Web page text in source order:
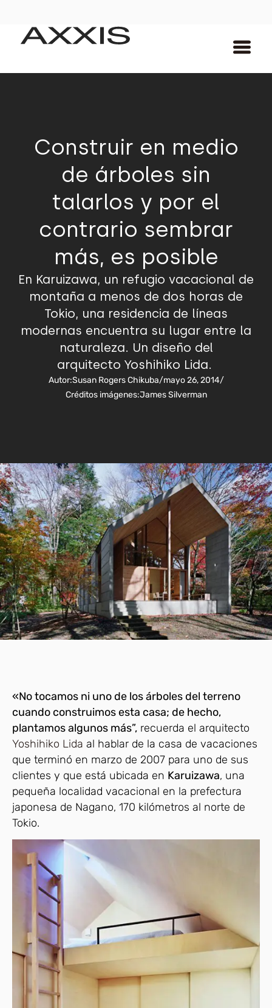
Construir en medio
de árboles sin
talarlos y por el
contrario sembrar
más, es posible
En Karuizawa, un refugio vacacional de
montaña a menos de dos horas de
Tokio, una residencia de líneas
modernas encuentra su lugar entre la
naturaleza. Un diseño del
arquitecto Yoshihiko Lida.
Autor:Susan Rogers Chikuba/mayo 26, 2014/
Créditos imágenes:James Silverman
«No tocamos ni uno de los árboles del terreno
cuando construimos esta casa; de hecho,
plantamos algunos más”, recuerda el arquitecto
Yoshihiko Lida al hablar de la casa de vacaciones
que terminó en marzo de 2007 para uno de sus
clientes y que está ubicada en Karuizawa, una
pequeña localidad vacacional en la prefectura
japonesa de Nagano, 170 kilómetros al norte de
Tokio.